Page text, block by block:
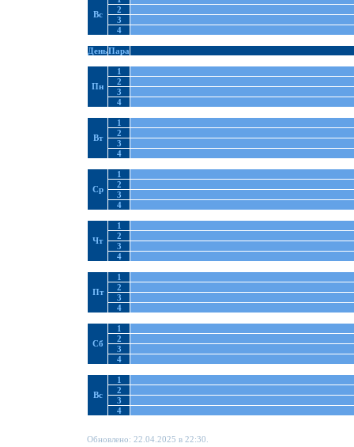
Вс
2
3
4
ДеньПара
Пн
1
2
3
4
Вт
1
2
3
4
Ср
1
2
3
4
Чт
1
2
3
4
Пт
1
2
3
4
Сб
1
2
3
4
Вс
1
2
3
4
Обновлено: 22.04.2025 в 22:30.